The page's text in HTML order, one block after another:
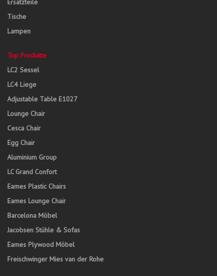
Ersatzteile
Tische
Lampen
Top Produkte
LC2 Sessel
LC4 Liege
Adjustable Table E1027
Lounge Chair
Cesca Chair
Egg Chair
Aluminium Group
LC Grand Confort
Eames Plastic Chairs
Eames Lounge Chair
Barcelona Möbel
Jacobsen Stühle & Sofas
Eames Plywood Möbel
Freischwinger Mies van der Rohe